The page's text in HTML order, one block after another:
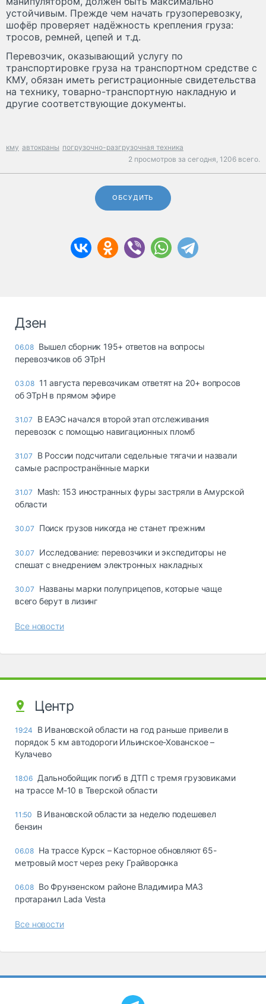
устойчивым. Прежде чем начать грузоперевозку,
шофёр проверяет надёжность крепления груза:
тросов, ремней, цепей и т.д.
Перевозчик, оказывающий услугу по
транспортировке груза на транспортном средстве с
КМУ, обязан иметь регистрационные свидетельства
на технику, товарно-транспортную накладную и
другие соответствующие документы.
кму автокраны погрузочно-разгрузочная техника
2 просмотров за сегодня, 1206 всего.
ОБСУДИТЬ
Дзен
06.08 Вышел сборник 195+ ответов на вопросы
перевозчиков об ЭТрН
03.08 11 августа перевозчикам ответят на 20+ вопросов
об ЭТрН в прямом эфире
31.07
В ЕАЭС начался второй этап отслеживания
перевозок с помощью навигационных пломб
31.07
В России подсчитали седельные тягачи и назвали
самые распространённые марки
31.07
Mash: 153 иностранных фуры застряли в Амурской
области
30.07 Поиск грузов никогда не станет прежним
30.07
Исследование: перевозчики и экспедиторы не
спешат с внедрением электронных накладных
30.07
Названы марки полуприцепов, которые чаще
всего берут в лизинг
Все новости
Центр
19:24
В Ивановской области на год раньше привели в
порядок 5 км автодороги Ильинское-Хованское –
Кулачево
18:06 Дальнобойщик погиб в ДТП с тремя грузовиками
на трассе М-10 в Тверской области
11:50
В Ивановской области за неделю подешевел
бензин
06.08 На трассе Курск – Касторное обновляют 65-
метровый мост через реку Грайворонка
06.08 Во Фрунзенском районе Владимира МАЗ
протаранил Lada Vesta
Все новости